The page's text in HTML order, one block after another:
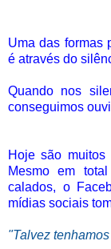
Uma das formas
é através do
Quando nos
conseguimos
Hoje são muitos
Mesmo em
calados, o
mídias sociais
"Talvez